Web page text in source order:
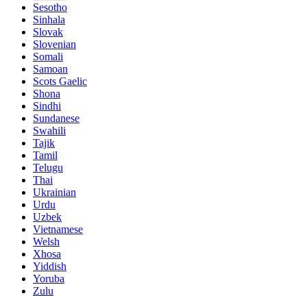
Sesotho
Sinhala
Slovak
Slovenian
Somali
Samoan
Scots Gaelic
Shona
Sindhi
Sundanese
Swahili
Tajik
Tamil
Telugu
Thai
Ukrainian
Urdu
Uzbek
Vietnamese
Welsh
Xhosa
Yiddish
Yoruba
Zulu